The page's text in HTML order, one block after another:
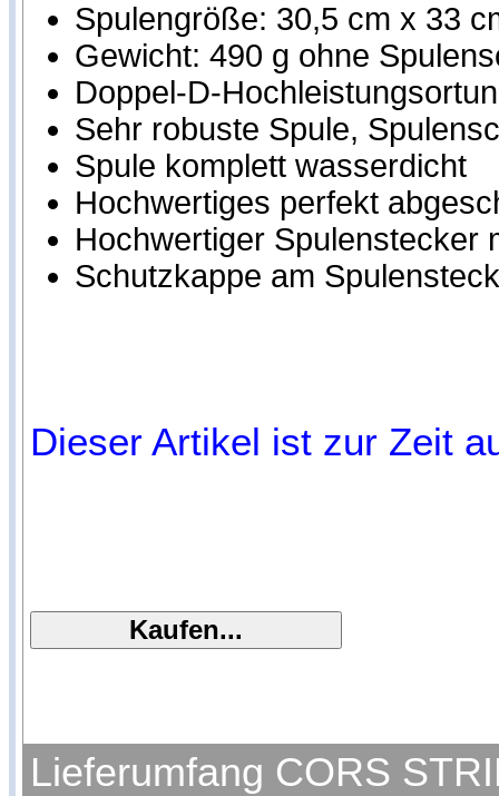
Spulengröße: 30,5 cm x 33
Gewicht: 490 g ohne
Doppel-D-
Sehr robuste Spule,
Spule komplett wasserdicht
Hochwertiges perfekt
Hochwertiger Spulenstecker
Schutzkappe am
Dieser Artikel ist zur Zeit
Lieferumfang CORS